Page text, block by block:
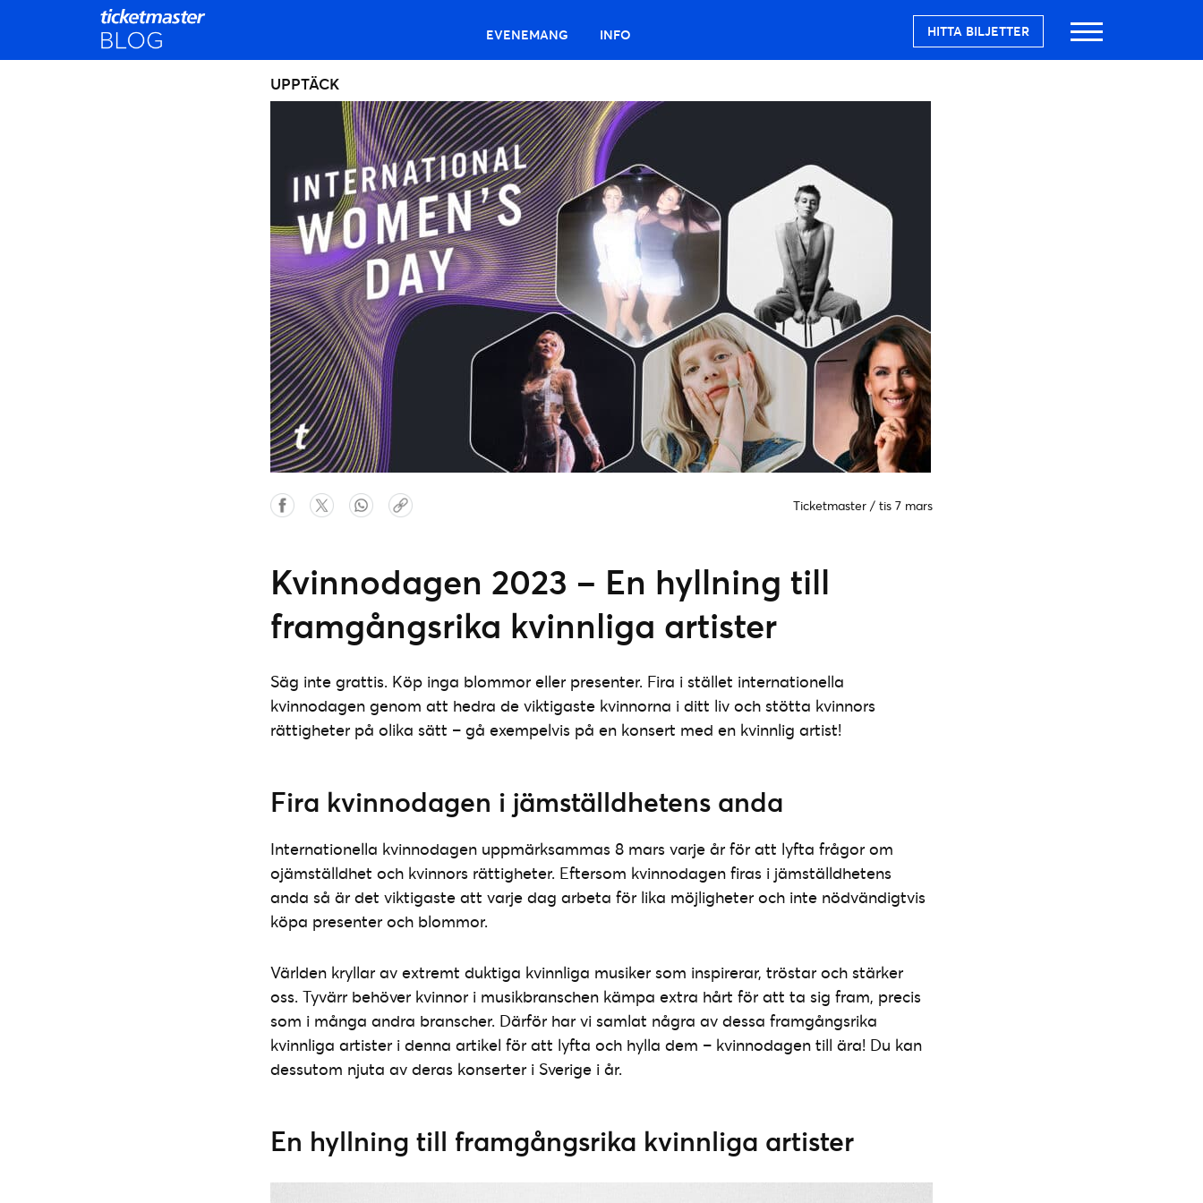
EVENEMANG INFO HITTA BILJETTER
UPPTÄCK
Ticketmaster / tis 7 mars
Kvinnodagen 2023 – En hyllning till
framgångsrika kvinnliga artister
Säg inte grattis. Köp inga blommor eller presenter. Fira i stället internationella
kvinnodagen genom att hedra de viktigaste kvinnorna i ditt liv och stötta kvinnors
rättigheter på olika sätt – gå exempelvis på en konsert med en kvinnlig artist!
Fira kvinnodagen i jämställdhetens anda
Internationella kvinnodagen uppmärksammas 8 mars varje år för att lyfta frågor om
ojämställdhet och kvinnors rättigheter. Eftersom kvinnodagen firas i jämställdhetens
anda så är det viktigaste att varje dag arbeta för lika möjligheter och inte nödvändigtvis
köpa presenter och blommor.
Världen kryllar av extremt duktiga kvinnliga musiker som inspirerar, tröstar och stärker
oss. Tyvärr behöver kvinnor i musikbranschen kämpa extra hårt för att ta sig fram, precis
som i många andra branscher. Därför har vi samlat några av dessa framgångsrika
kvinnliga artister i denna artikel för att lyfta och hylla dem – kvinnodagen till ära! Du kan
dessutom njuta av deras konserter i Sverige i år.
En hyllning till framgångsrika kvinnliga artister